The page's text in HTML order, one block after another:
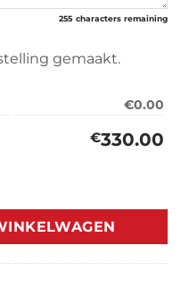
255 characters remaining
gemaakt.
€0.00
€330.00
2018 (derde